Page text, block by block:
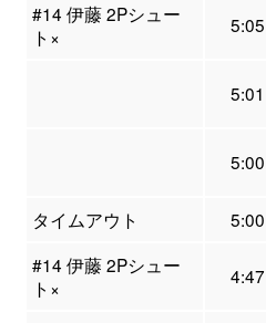
#14 伊藤 2Pシュー
ト×
5:05
5:01
5:00
タイムアウト
5:00
#14 伊藤 2Pシュー
ト×
4:47